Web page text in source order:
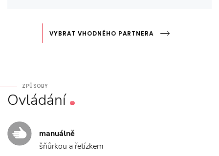
VYBRAT VHODNÉHO PARTNERA
ZPŮSOBY
Ovládání
manuálně
šňůrkou a řetízkem